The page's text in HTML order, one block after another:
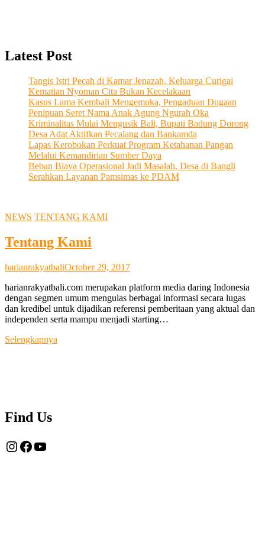
Latest Post
Tangis Istri Pecah di Kamar Jenazah, Keluarga Curigai
Kematian Nyoman Cita Bukan Kecelakaan
Kasus Lama Kembali Mengemuka, Pengaduan Dugaan
Penipuan Seret Nama Anak Agung Ngurah Oka
Kriminalitas Mulai Mengusik Bali, Bupati Badung Dorong
Desa Adat Aktifkan Pecalang dan Bankamda
Lapas Kerobokan Perkuat Program Ketahanan Pangan
Melalui Kemandirian Sumber Daya
Beban Biaya Operasional Jadi Masalah, Desa di Bangli
Serahkan Layanan Pamsimas ke PDAM
NEWS TENTANG KAMI
Tentang Kami
harianrakyatbaliOctober 29, 2017
harianrakyatbali.com merupakan platform media daring Indonesia
dengan segmen umum mengulas berbagai informasi secara lugas
dan kredibel untuk dijadikan referensi pemberitaan yang aktual dan
independen serta mampu menjadi starting…
Selengkapnya
Find Us
Instagram
Facebook
YouTube